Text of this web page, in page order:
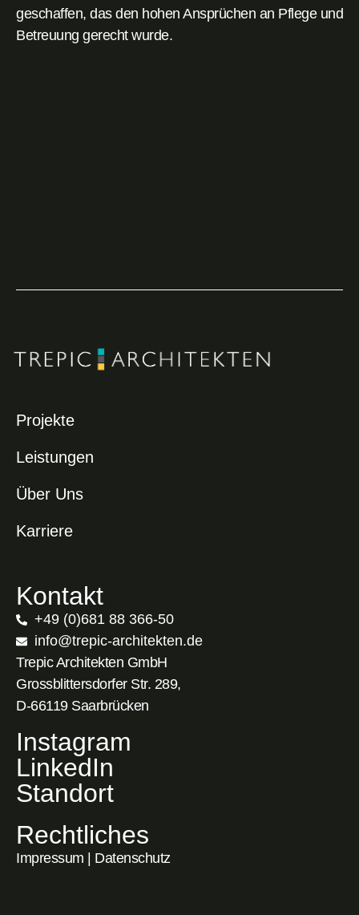
geschaffen, das den hohen Ansprüchen an Pflege und
Betreuung gerecht wurde.
Projekte
Leistungen
Über Uns
Karriere
Kontakt
+49 (0)681 88 366-50
info@trepic-architekten.de
Trepic Architekten GmbH
Grossblittersdorfer Str. 289,
D-66119 Saarbrücken
Instagram
LinkedIn
Standort
Rechtliches
Impressum | Datenschutz